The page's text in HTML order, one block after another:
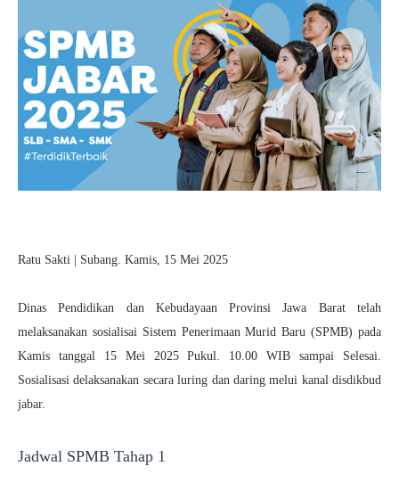
Ratu Sakti | Subang. Kamis, 15 Mei 2025
Dinas Pendidikan dan Kebudayaan Provinsi Jawa Barat telah
melaksanakan sosialisai Sistem Penerimaan Murid Baru (SPMB) pada
Kamis tanggal 15 Mei 2025 Pukul. 10.00 WIB sampai Selesai.
Sosialisasi delaksanakan secara luring dan daring melui kanal disdikbud
jabar.
Jadwal SPMB Tahap 1